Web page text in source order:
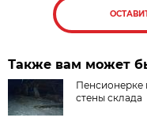
Также вам может
Пенсионерке
стены склада